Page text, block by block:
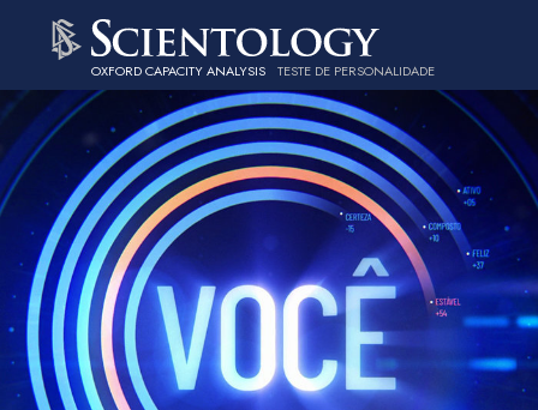
OXFORD CAPACITY ANALYSIS TESTE DE PERSONALIDADE